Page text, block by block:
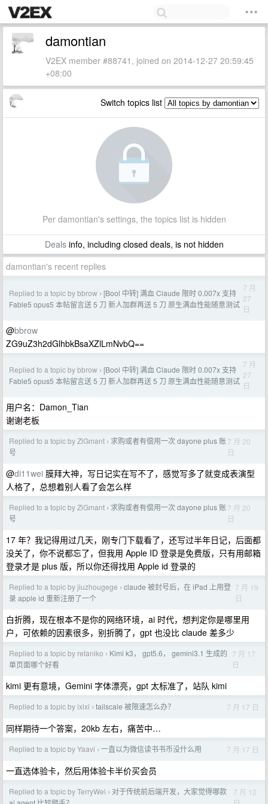
damontian
V2EX member #88741, joined on 2014-12-27 20:59:45
+08:00
Switch topics list
Per damontian's settings, the topics list is hidden
Dealsinfo, including closed deals, is not hidden
damontian's recent replies
Replied to a topic by bbrow › [Bool 中转] 满血 Claude 限时 0.007x 支持
Fable5 opus5 本帖留言送 5 刀 新人加群再送 5 刀 原生满血性能随意测试
7 月
27
日
@bbrow
ZG9uZ3h2dGlhbkBsaXZlLmNvbQ==
Replied to a topic by bbrow › [Bool 中转] 满血 Claude 限时 0.007x 支持
Fable5 opus5 本帖留言送 5 刀 新人加群再送 5 刀 原生满血性能随意测试
7 月
27
日
用户名：Damon_Tian
谢谢老板
Replied to a topic by ZiGmant › 求购或者有偿用一次 dayone plus 账
号
7 月 20
日
@di11wei 膜拜大神，写日记实在写不了，感觉写多了就变成表演型
人格了，总想着别人看了会怎么样
Replied to a topic by ZiGmant › 求购或者有偿用一次 dayone plus 账
号
7 月 20
日
17 年？我记得用过几天，刚专门下载看了，还写过半年日记，后面都
没关了，你不说都忘了，但我用 Apple ID 登录是免费版，只有用邮箱
登录才是 plus 版，所以你还得找用 Apple id 登录的
Replied to a topic by jiuzhougege › claude 被封号后，在 iPad 上用登
录 apple id 重新注册了一个
7 月 19
日
白折腾，现在根本不是你的网络环境，ai 时代，想判定你是哪里用
户，可依赖的因素很多，别折腾了，gpt 也没比 claude 差多少
Replied to a topic by retaniko › Kimi k3， gpt5.6， gemini3.1 生成的
单页面哪个好看
7 月 17
日
kimi 更有意境，Gemini 字体漂亮，gpt 太标准了，站队 kimi
Replied to a topic by ixixi › tailscale 被限速怎么办？ 7 月 17 日
同样期待一个答案，20kb 左右，痛苦中…
Replied to a topic by Yaavi › 一直以为微信读书书币没什么用 7 月 17 日
一直选体验卡，然后用体验卡半价买会员
Replied to a topic by TerryWei › 对于传统前后端开发，大家觉得哪款
7 月 12